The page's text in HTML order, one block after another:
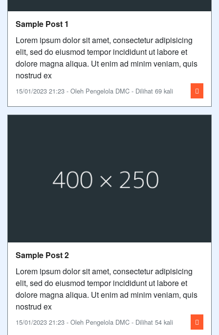
Sample Post 1
Lorem ipsum dolor sit amet, consectetur adipisicing
elit, sed do eiusmod tempor incididunt ut labore et
dolore magna aliqua. Ut enim ad minim veniam, quis
nostrud ex
15/01/2023 21:23 - Oleh Pengelola DMC - Dilihat 69 kali
Sample Post 2
Lorem ipsum dolor sit amet, consectetur adipisicing
elit, sed do eiusmod tempor incididunt ut labore et
dolore magna aliqua. Ut enim ad minim veniam, quis
nostrud ex
15/01/2023 21:23 - Oleh Pengelola DMC - Dilihat 54 kali